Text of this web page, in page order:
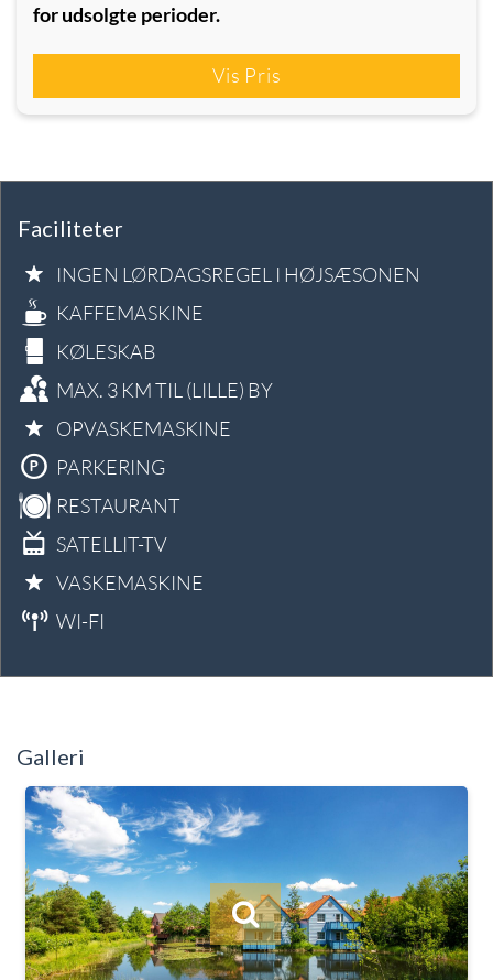
for udsolgte perioder.
Vis Pris
Faciliteter
INGEN LØRDAGSREGEL I HØJSÆSONEN
KAFFEMASKINE
KØLESKAB
MAX. 3 KM TIL (LILLE) BY
OPVASKEMASKINE
PARKERING
RESTAURANT
SATELLIT-TV
VASKEMASKINE
WI-FI
Galleri